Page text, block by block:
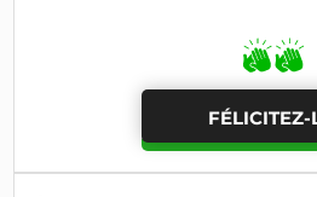
FÉLICITEZ-